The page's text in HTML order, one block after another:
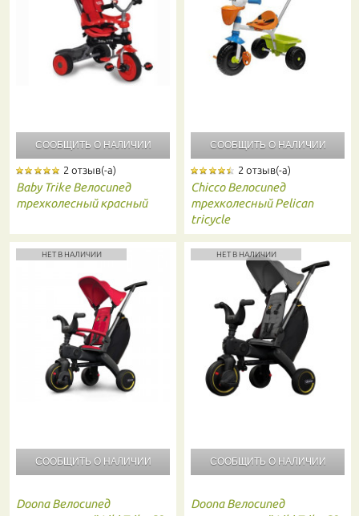
СООБЩИТЬ О НАЛИЧИИ
2 отзыв(-а)
Baby Trike Велосипед
трехколесный красный
СООБЩИТЬ О НАЛИЧИИ
2 отзыв(-а)
Chicco Велосипед
трехколесный Pelican
tricycle
НЕТ В НАЛИЧИИ
СООБЩИТЬ О НАЛИЧИИ
Doona Велосипед
НЕТ В НАЛИЧИИ
СООБЩИТЬ О НАЛИЧИИ
Doona Велосипед